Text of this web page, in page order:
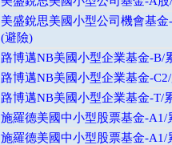
美盛銳思美國小型公司機會基
(避險)
路博邁NB美國小型企業基金-B/
路博邁NB美國小型企業基金-
路博邁NB美國小型企業基金-T/
施羅德美國中小型股票基金-A1/
施羅德美國中小型股票基金-A1/